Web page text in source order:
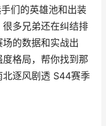
们的英雄池和出装
多兄弟还在纠结排
的数据和实战出
格局，帮你找到那
北逐风剧透 S44赛季